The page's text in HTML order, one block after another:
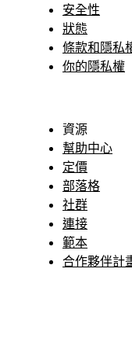
安全性
狀態
條款和隱私
你的隱私權
資源
幫助中心
定價
部落格
社群
連接
範本
合作夥伴計